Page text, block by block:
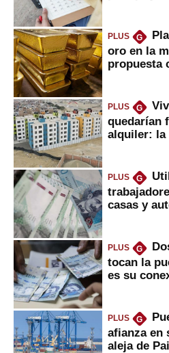
PLUS G
oro en la
propuesta
PLUS G
quedarían
alquiler: la
PLUS G
casas y
PLUS G
tocan la
es su
PLUS G
afianza en
aleja de